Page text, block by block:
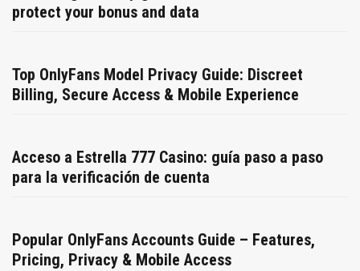
protect your bonus and data
Top OnlyFans Model Privacy Guide: Discreet
Billing, Secure Access & Mobile Experience
Acceso a Estrella 777 Casino: guía paso a paso
para la verificación de cuenta
Popular OnlyFans Accounts Guide – Features,
Pricing, Privacy & Mobile Access